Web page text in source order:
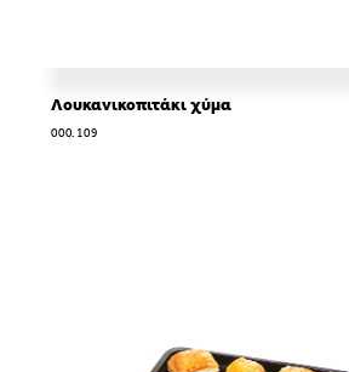
Λουκανικοπιτάκι χύμα
000.109